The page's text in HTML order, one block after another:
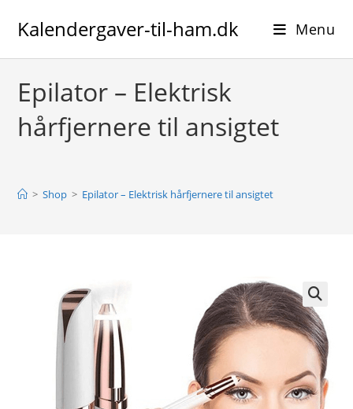
Kalendergaver-til-ham.dk Menu
Epilator – Elektrisk
hårfjernere til ansigtet
> Shop > Epilator – Elektrisk hårfjernere til ansigtet
🔍